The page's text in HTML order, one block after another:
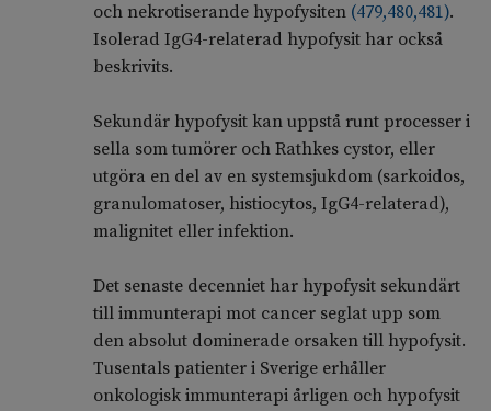
och nekrotiserande hypofysiten (479,480,481).
Isolerad IgG4-relaterad hypofysit har också
beskrivits.
Sekundär hypofysit kan uppstå runt processer i
sella som tumörer och Rathkes cystor, eller
utgöra en del av en systemsjukdom (sarkoidos,
granulomatoser, histiocytos, IgG4-relaterad),
malignitet eller infektion.
Det senaste decenniet har hypofysit sekundärt
till immunterapi mot cancer seglat upp som
den absolut dominerade orsaken till hypofysit.
Tusentals patienter i Sverige erhåller
onkologisk immunterapi årligen och hypofysit